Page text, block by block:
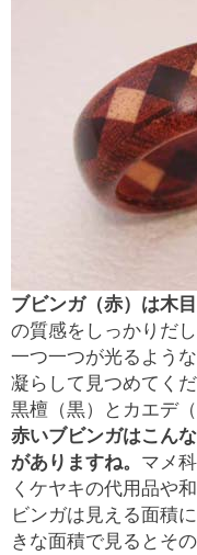
ブビンガ（赤）は木目
の質感をしっかりだ
一つ一つが光るよう
凝らして見つめてく
黒檀（黒）とカエデ
赤いブビンガはこん
がありますね。 マメ
くケヤキの代用品や
ビンガは見える面積
きな面積で見るとそ